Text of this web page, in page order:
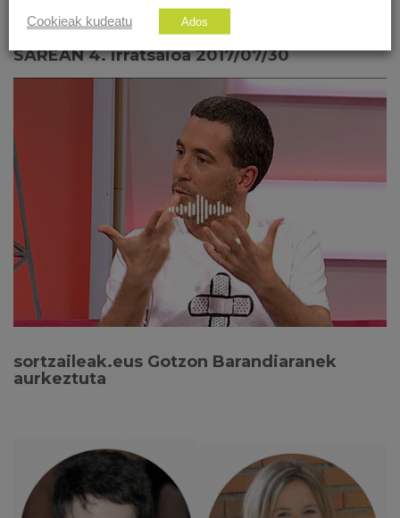
SAREAN 4. irratsaioa 2017/07/30
sortzaileak.eus Gotzon Barandiaranek
aurkeztuta
Cookieak kudeatu
Ados